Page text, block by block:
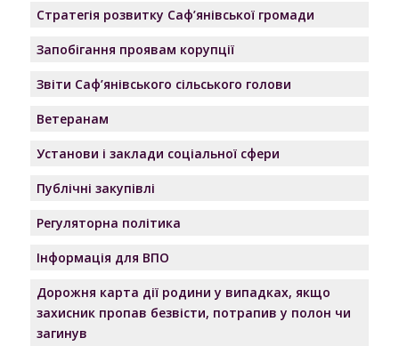
Стратегія розвитку Саф’янівської громади
Запобігання проявам корупції
Звіти Саф’янівського сільського голови
Ветеранам
Установи і заклади соціальної сфери
Публічні закупівлі
Регуляторна політика
Інформація для ВПО
Дорожня карта дії родини у випадках, якщо
захисник пропав безвісти, потрапив у полон чи
загинув